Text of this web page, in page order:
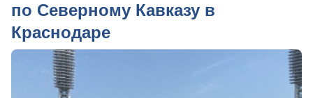
по Северному Кавказу в
Краснодаре